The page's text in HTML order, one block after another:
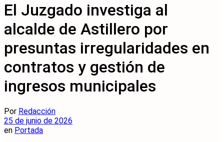
El Juzgado investiga al
alcalde de Astillero por
presuntas irregularidades en
contratos y gestión de
ingresos municipales
Por Redacción
25 de junio de 2026
en Portada